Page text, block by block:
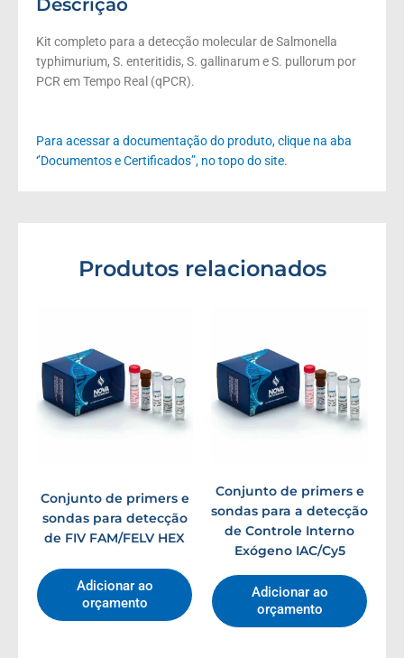
Kit completo para a detecção molecular de Salmonella
typhimurium, S. enteritidis, S. gallinarum e S. pullorum por
PCR em Tempo Real (qPCR).
Para acessar a documentação do produto, clique na aba
‘’Documentos e Certificados”, no topo do site.
Produtos relacionados
Conjunto de primers e
sondas para detecção
de FIV FAM/FELV HEX
Adicionar ao
orçamento
Conjunto de primers e
sondas para a detecção
de Controle Interno
Exógeno IAC/Cy5
Adicionar ao
orçamento